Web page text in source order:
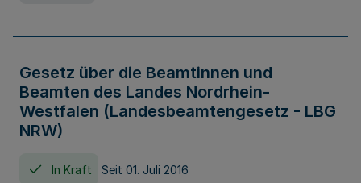
Gesetz über die Beamtinnen und
Beamten des Landes Nordrhein-
Westfalen (Landesbeamtengesetz - LBG
NRW)
In Kraft Seit 01. Juli 2016